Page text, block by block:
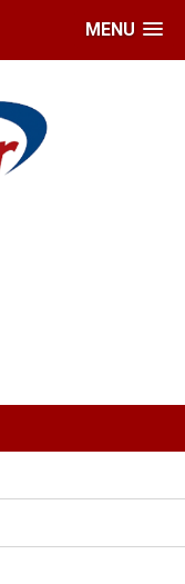
MENU